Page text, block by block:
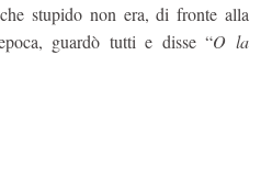
stupido non era, di fronte alla
guardò tutti e disse “O la